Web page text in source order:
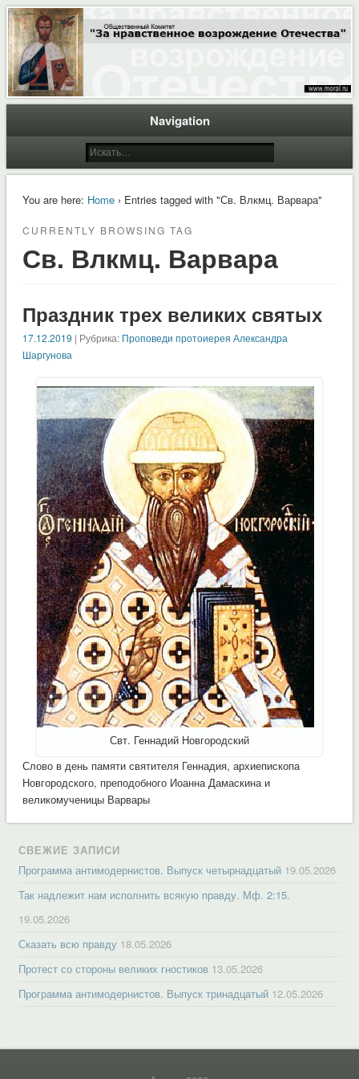
Moral.Ru
Общественный Комитет "За нравственное возрождение Отечества"
Navigation
You are here: Home› Entries tagged with "Св. Влкмц. Варвара"
CURRENTLY BROWSING TAG
Св. Влкмц. Варвара
Праздник трех великих святых
17.12.2019 | Рубрика: Проповеди протоиерея Александра
Шаргунова
Свт. Геннадий Новгородский
Слово в день памяти святителя Геннадия, архиепископа
Новгородского, преподобного Иоанна Дамаскина и
великомученицы Варвары
СВЕЖИЕ ЗАПИСИ
Программа антимодернистов. Выпуск четырнадцатый 19.05.2026
Так надлежит нам исполнить всякую правду. Мф. 2:15.
19.05.2026
Сказать всю правду 18.05.2026
Протест со стороны великих гностиков 13.05.2026
Программа антимодернистов. Выпуск тринадцатый 12.05.2026